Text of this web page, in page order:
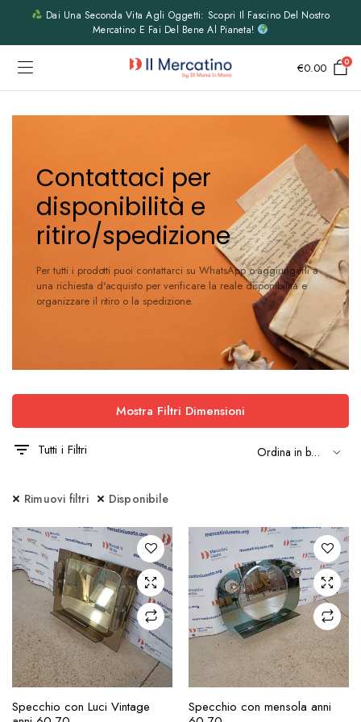
Dai Una Seconda Vita Agli Oggetti: Scopri Il Fascino Del Nostro
Mercatino E Fai Del Bene Al Pianeta!
€0.00 0
Contattaci per
disponibilità e
ritiro/spedizione
Per tutti i prodotti puoi contattarci su WhatsApp o aggiungerli a
una richiesta d'acquisto per verificare la reale disponibilità e
organizzare il ritiro o la spedizione.
Mostra Filtri Dimensioni
Tutti i Filtri
Rimuovi filtri Disponibile
RICHIESTA
Specchio con Luci Vintage
RICHIESTA
Specchio con mensola anni